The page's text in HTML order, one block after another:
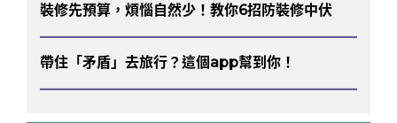
裝修先預算，煩惱自然少！教你6招防裝修中伏
帶住「矛盾」去旅行？這個app幫到你！